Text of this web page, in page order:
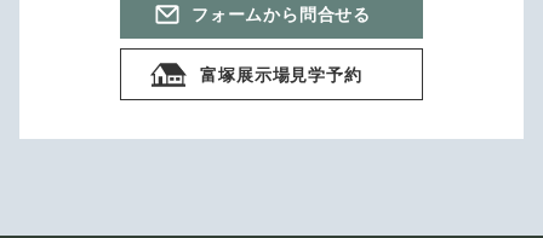
フォームから問合せる
富塚展示場見学予約